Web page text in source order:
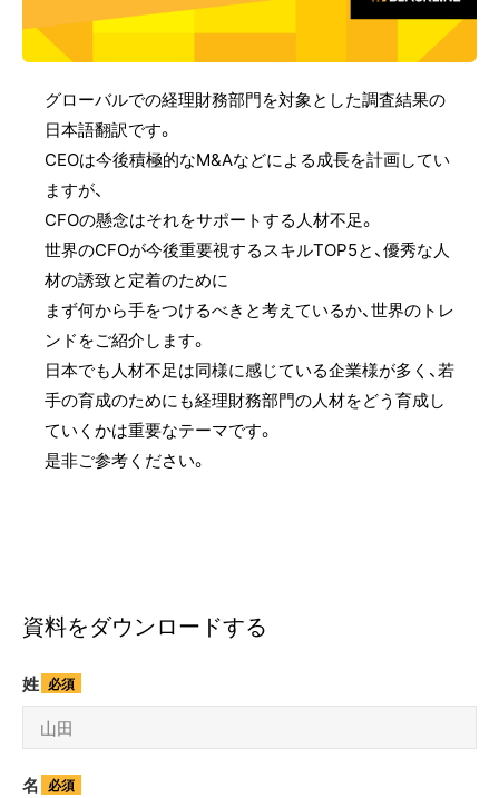
グローバルでの経理財務部門を対象とした調査結果の
日本語翻訳です。
CEOは今後積極的なM&Aなどによる成長を計画してい
ますが、
CFOの懸念はそれをサポートする人材不足。
世界のCFOが今後重要視するスキルTOP5と、‌優秀な人
材の誘致と定着のために
まず何から手をつけるべきと考えているか、世界のトレ
ンドをご紹介します。
日本でも人材不足は同様に感じている企業様が多く、若
手の育成のためにも経理財務部門の人材をどう育成し
ていくかは重要なテーマです。
是非ご参考ください。
資料をダウンロードする
姓
名